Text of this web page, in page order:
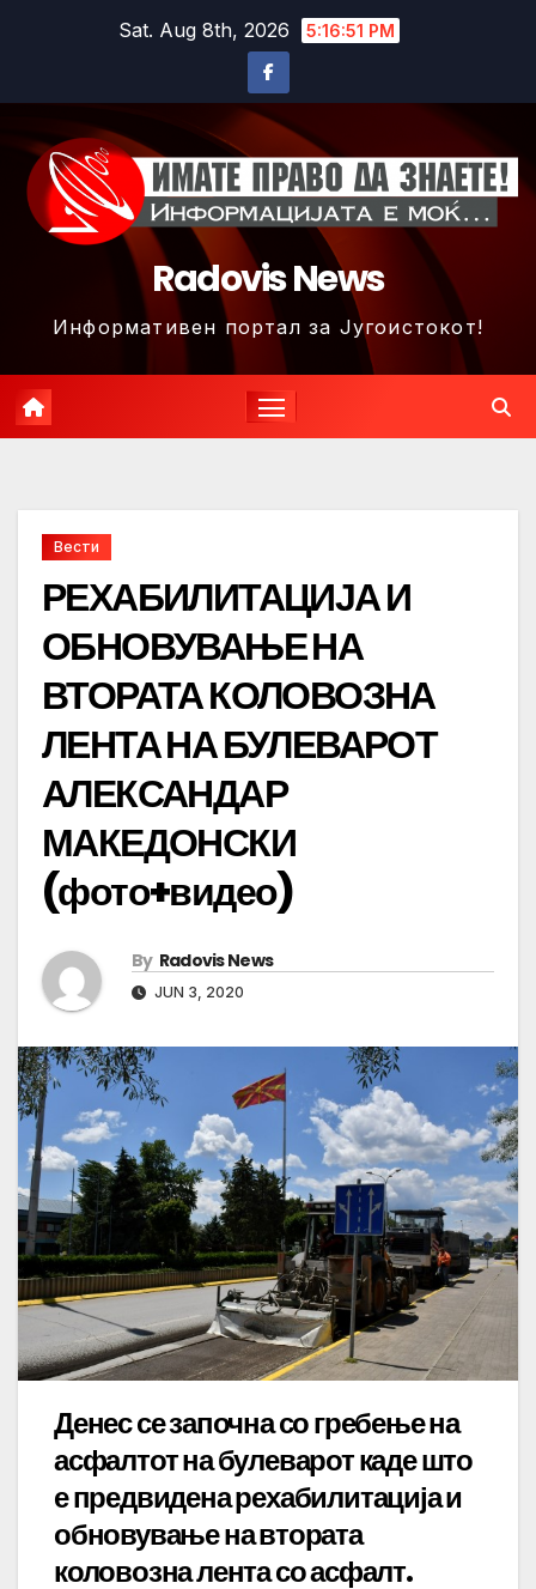
Sat. Aug 8th, 2026 5:16:54 PM
Radovis News
Информативен портал за Југоистокот!
Вести
РЕХАБИЛИТАЦИЈА И
ОБНОВУВАЊЕ НА
ВТОРАТА КОЛОВОЗНА
ЛЕНТА НА БУЛЕВАРОТ
АЛЕКСАНДАР
МАКЕДОНСКИ
(фото+видео)
By Radovis News
JUN 3, 2020
Денес се започна со гребење на
асфалтот на булеварот каде што
е предвидена рехабилитација и
обновување на втората
коловозна лента со асфалт.